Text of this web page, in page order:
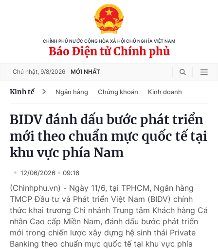
CHÍNH PHỦ NƯỚC CỘNG HÒA XÃ HỘI CHỦ NGHĨA VIỆT NAM
Báo Điện tử Chính phủ
Chủ nhật, 9/8/2026 MỚI NHẤT
Kinh tế Ngân hàng Chứng khoán Kinh doanh
BIDV đánh dấu bước phát triển
mới theo chuẩn mực quốc tế tại
khu vực phía Nam
12/06/2026 09:16
(Chinhphu.vn) - Ngày 11/6, tại TPHCM, Ngân hàng
TMCP Đầu tư và Phát triển Việt Nam (BIDV) chính
thức khai trương Chi nhánh Trung tâm Khách hàng Cá
nhân Cao cấp Miền Nam, đánh dấu bước phát triển
mới trong chiến lược xây dựng hệ sinh thái Private
Banking theo chuẩn mực quốc tế tại khu vực phía